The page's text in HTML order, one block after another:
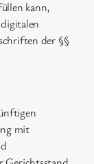
kann,
der §§
mit